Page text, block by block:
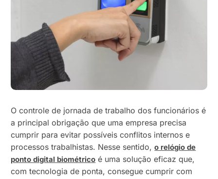
O controle de jornada de trabalho dos funcionários é
a principal obrigação que uma empresa precisa
cumprir para evitar possíveis conflitos internos e
processos trabalhistas. Nesse sentido,o relógio de
ponto digital biométrico é uma solução eficaz que,
com tecnologia de ponta, consegue cumprir com